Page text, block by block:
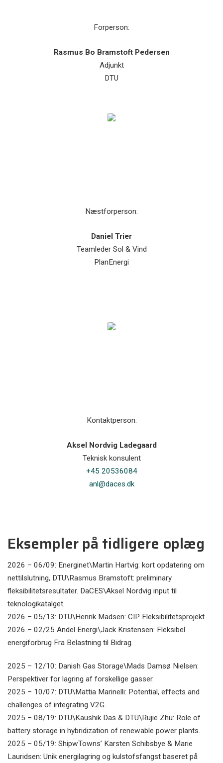
Forperson:
Rasmus Bo Bramstoft Pedersen
Adjunkt
DTU
Næstforperson:
Daniel Trier
Teamleder Sol & Vind
PlanEnergi
Kontaktperson:
Aksel Nordvig Ladegaard
Teknisk konsulent
+45 20536084
anl@daces.dk
Eksempler på tidligere oplæg
2026 – 06/09: Energinet\Martin Hartvig: kort opdatering om
nettilslutning, DTU\Rasmus Bramstoft: preliminary
fleksibilitetsresultater. DaCES\Aksel Nordvig input til
teknologikatalget.
2026 – 05/13: DTU\Henrik Madsen: CIP Fleksibilitetsprojekt
2026 – 02/25 Andel Energi\Jack Kristensen: Fleksibel
energiforbrug Fra Belastning til Bidrag.
2025 – 12/10: Danish Gas Storage\Mads Damsø Nielsen:
Perspektiver for lagring af forskellige gasser.
2025 – 10/07: DTU\Mattia Marinelli: Potential, effects and
challenges of integrating V2G.
2025 – 08/19: DTU\Kaushik Das & DTU\Rujie Zhu: Role of
battery storage in hybridization of renewable power plants.
2025 – 05/19: ShipwTowns’ Karsten Schibsbye & Marie
Lauridsen: Unik energilagring og kulstofsfangst baseret på